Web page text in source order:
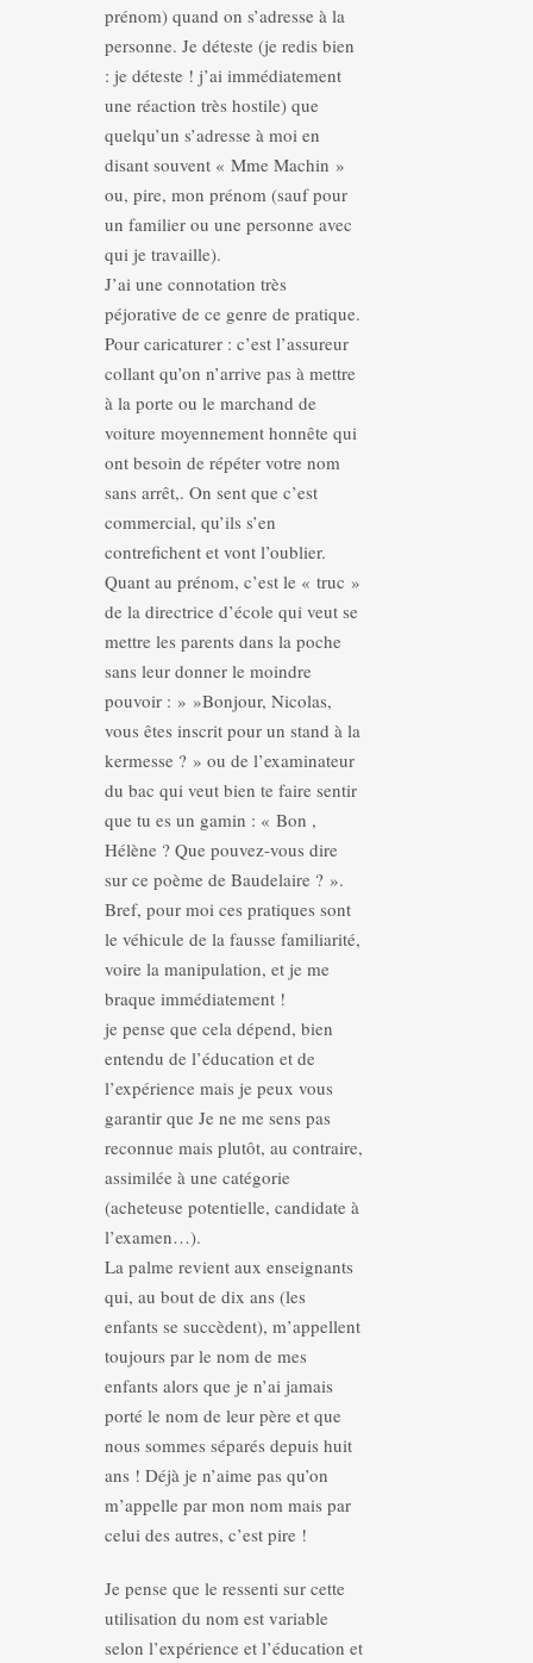
prénom) quand on s’adresse à la
personne. Je déteste (je redis bien
: je déteste ! j’ai immédiatement
une réaction très hostile) que
quelqu’un s’adresse à moi en
disant souvent « Mme Machin »
ou, pire, mon prénom (sauf pour
un familier ou une personne avec
qui je travaille).
J’ai une connotation très
péjorative de ce genre de pratique.
Pour caricaturer : c’est l’assureur
collant qu’on n’arrive pas à mettre
à la porte ou le marchand de
voiture moyennement honnête qui
ont besoin de répéter votre nom
sans arrêt,. On sent que c’est
commercial, qu’ils s’en
contrefichent et vont l’oublier.
Quant au prénom, c’est le « truc »
de la directrice d’école qui veut se
mettre les parents dans la poche
sans leur donner le moindre
pouvoir : » »Bonjour, Nicolas,
vous êtes inscrit pour un stand à la
kermesse ? » ou de l’examinateur
du bac qui veut bien te faire sentir
que tu es un gamin : « Bon ,
Hélène ? Que pouvez-vous dire
sur ce poème de Baudelaire ? ».
Bref, pour moi ces pratiques sont
le véhicule de la fausse familiarité,
voire la manipulation, et je me
braque immédiatement !
je pense que cela dépend, bien
entendu de l’éducation et de
l’expérience mais je peux vous
garantir que Je ne me sens pas
reconnue mais plutôt, au contraire,
assimilée à une catégorie
(acheteuse potentielle, candidate à
l’examen…).
La palme revient aux enseignants
qui, au bout de dix ans (les
enfants se succèdent), m’appellent
toujours par le nom de mes
enfants alors que je n’ai jamais
porté le nom de leur père et que
nous sommes séparés depuis huit
ans ! Déjà je n’aime pas qu’on
m’appelle par mon nom mais par
celui des autres, c’est pire !
Je pense que le ressenti sur cette
utilisation du nom est variable
selon l’expérience et l’éducation et